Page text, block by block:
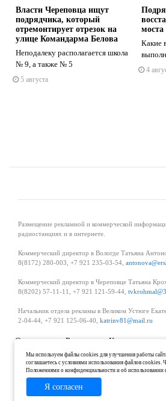
Власти Череповца ищут
подрядчика, который
отремонтирует отрезок на
улице Командарма Белова
Неподалеку располагается школа
№ 9, а также № 5
5 августа
моста
Какие
4
Размещение рекламной и коммерческой
радиостанциях и в интернете.
Коммерческий директор в Вологде Татьяна
8(8172) 280-003, +7 921 235-03-54,
Коммерческий директор в Череповце Татьяна
8(8202) 57-11-11, +7 921 121-59-44,
Начальник отдела рекламы в Великом Устюге
2-04-44, +7 921 125-06-40, katrinv81@mail.ru
О проекте Реклама
Контакты
Политика в области обработки и
Мы используем файлы cookies для улучшения работы
соглашаетесь с условиями использования файлов
Положениями о конфиденциальности и об
Я согласен